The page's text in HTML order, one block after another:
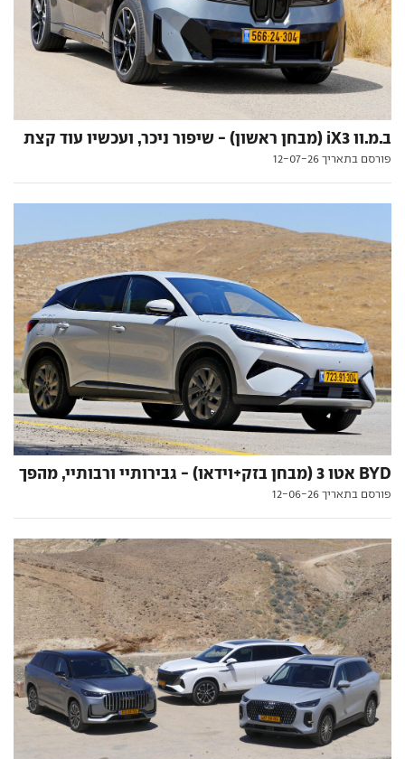
ב.מ.וו iX3 (מבחן ראשון) - שיפור ניכר, ועכשיו עוד קצת
פורסם בתאריך 12-07-26
BYD אטו 3 (מבחן בזק+וידאו) - גבירותיי ורבותיי, מהפך
פורסם בתאריך 12-06-26